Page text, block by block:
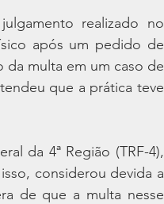
realizado no
após um pedido de
da multa em um caso de
que a prática teve
da 4ª Região (TRF-4),
considerou devida a
de que a multa nesse